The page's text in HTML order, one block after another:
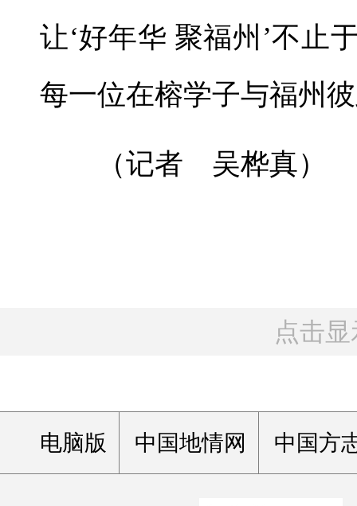
让‘好年华 聚福州’不止
每一位在榕学子与福州
（记者 吴桦真）
点击
电脑版 中国地情网 中国方